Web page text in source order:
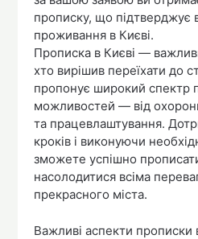
прописку, що підтверджує
проживання в Києві.
Прописка в Києві —
хто вирішив переїхати до
пропонує широкий спектр
можливостей — від
та працевлаштування.
кроків і виконуючи
зможете успішно
насолодитися всіма
прекрасного міста.
Важливі аспекти прописки